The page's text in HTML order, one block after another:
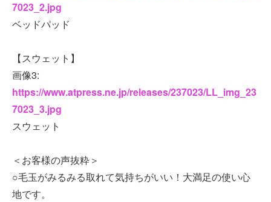
7023_2.jpg
ベッドパッド
【スウェット】
画像3:
https://www.atpress.ne.jp/releases/237023/LL_img_23
7023_3.jpg
スウェット
＜お客様の声抜粋＞
○毛玉がみるみる取れて気持ちがいい！大満足の使い心
地です。